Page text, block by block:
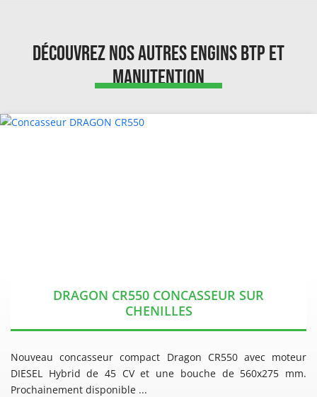
Découvrez nos autres engins BTP et
Manutention
DRAGON CR550 CONCASSEUR SUR
CHENILLES
Nouveau concasseur compact Dragon CR550 avec moteur
DIESEL Hybrid de 45 CV et une bouche de 560x275 mm.
Prochainement disponible ...